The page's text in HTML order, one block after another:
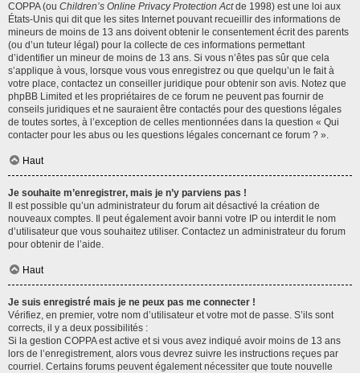
COPPA (ou Children’s Online Privacy Protection Actde 1998) est une loi aux
États-Unis qui dit que les sites Internet pouvant recueillir des informations de
mineurs de moins de 13 ans doivent obtenir le consentement écrit des parents
(ou d’un tuteur légal) pour la collecte de ces informations permettant
d’identifier un mineur de moins de 13 ans. Si vous n’êtes pas sûr que cela
s’applique à vous, lorsque vous vous enregistrez ou que quelqu’un le fait à
votre place, contactez un conseiller juridique pour obtenir son avis. Notez que
phpBB Limited et les propriétaires de ce forum ne peuvent pas fournir de
conseils juridiques et ne sauraient être contactés pour des questions légales
de toutes sortes, à l’exception de celles mentionnées dans la question « Qui
contacter pour les abus ou les questions légales concernant ce forum ? ».
Haut
Je souhaite m’enregistrer, mais je n’y parviens pas !
Il est possible qu’un administrateur du forum ait désactivé la création de
nouveaux comptes. Il peut également avoir banni votre IP ou interdit le nom
d’utilisateur que vous souhaitez utiliser. Contactez un administrateur du forum
pour obtenir de l’aide.
Haut
Je suis enregistré mais je ne peux pas me connecter !
Vérifiez, en premier, votre nom d’utilisateur et votre mot de passe. S’ils sont
corrects, il y a deux possibilités :
Si la gestion COPPA est active et si vous avez indiqué avoir moins de 13 ans
lors de l’enregistrement, alors vous devrez suivre les instructions reçues par
courriel. Certains forums peuvent également nécessiter que toute nouvelle